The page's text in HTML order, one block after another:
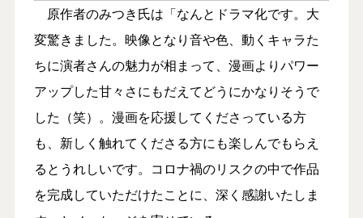
原作者のみつき氏は「なんとドラマ化です。大
変驚きました。映像となり音や色、動くキャラた
ちに演者さんの魅力が相まって、漫画よりパワー
アップした甘々さにもだえてどうにかなりそうで
した（笑）。漫画を応援してくださっている方
も、新しく触れてくださる方にも楽しんでもらえ
るとうれしいです。コロナ禍のリスクの中で作品
を完成していただけたことに、深く感謝いたしま